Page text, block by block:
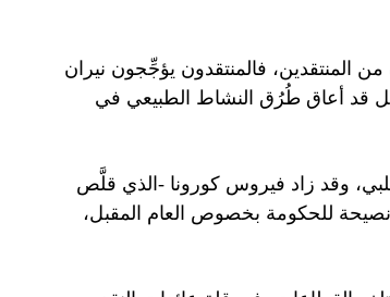
فالمنتقدون يؤجِّجون نيران
قد أعاق طُرُق النشاط الطبيعي في
وقد زاد فيروس كورونا -الذي قلَّص
نصيحة للحكومة بخصوص العام المقبل،